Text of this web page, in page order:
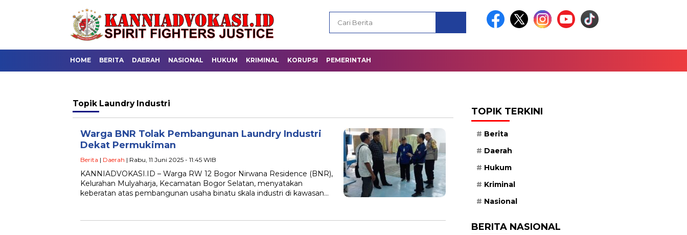
HOME BERITA DAERAH NASIONAL HUKUM KRIMINAL KORUPSI PEMERINTAH
Topik Laundry Industri
Warga BNR Tolak Pembangunan Laundry Industri
Dekat Permukiman
Berita | Daerah | Rabu, 11 Juni 2025 - 11:45 WIB
KANNIADVOKASI.ID – Warga RW 12 Bogor Nirwana Residence (BNR),
Kelurahan Mulyaharja, Kecamatan Bogor Selatan, menyatakan
keberatan atas pembangunan usaha binatu skala industri di kawasan…
TOPIK TERKINI
Berita
Daerah
Hukum
Kriminal
Nasional
BERITA NASIONAL